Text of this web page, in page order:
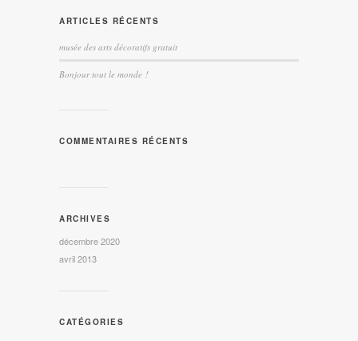
ARTICLES RÉCENTS
musée des arts décoratifs gratuit
Bonjour tout le monde !
COMMENTAIRES RÉCENTS
ARCHIVES
décembre 2020
avril 2013
CATÉGORIES